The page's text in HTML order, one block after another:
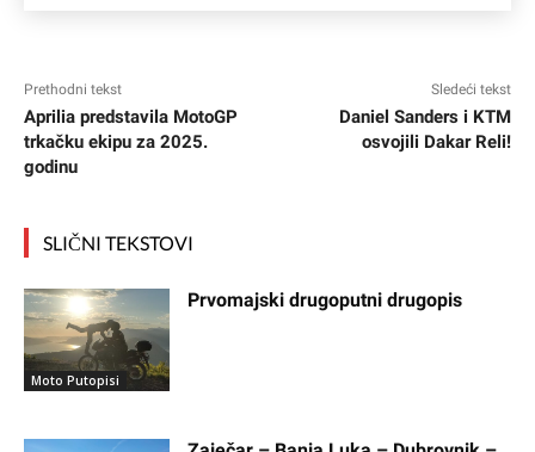
Prethodni tekst
Aprilia predstavila MotoGP
trkačku ekipu za 2025.
godinu
Sledeći tekst
Daniel Sanders i KTM
osvojili Dakar Reli!
SLIČNI TEKSTOVI
Moto Putopisi
Prvomajski drugoputni drugopis